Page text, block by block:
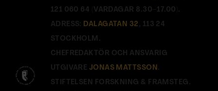
121 060 64 (VARDAGAR 8.30–17.00).
ADRESS: DALAGATAN 32 , 113 24
STOCKHOLM.
CHEFREDAKTÖR OCH ANSVARIG
UTGIVARE JONAS MATTSSON.
STIFTELSEN FORSKNING & FRAMSTEG.